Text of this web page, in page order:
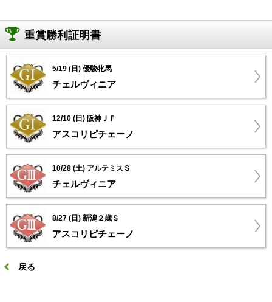
重賞勝利証明書
5/19 (日) 優駿牝馬
チェルヴィニア
12/10 (日) 阪神ＪＦ
アスコリピチェーノ
10/28 (土) アルテミスＳ
チェルヴィニア
8/27 (日) 新潟２歳Ｓ
アスコリピチェーノ
戻る